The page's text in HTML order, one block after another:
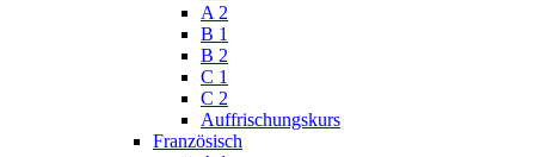
A 2
B 1
B 2
C 1
C 2
Auffrischungskurs
Französisch